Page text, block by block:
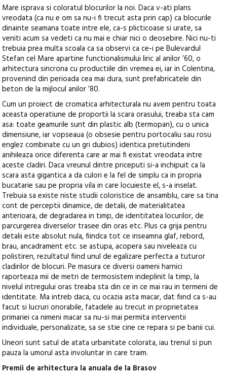
Mare isprava si coloratul blocurilor la noi. Daca v-ati plans
vreodata (ca nu e om sa nu-i fi trecut asta prin cap) ca blocurile
dinainte seamana toate intre ele, ca-s plicticoase si urate, sa
veniti acum sa vedeti ca nu mai e chiar nici o deosebire. Nici nu-ti
trebuia prea multa scoala ca sa observi ca ce-i pe Bulevardul
Stefan cel Mare apartine functionalismului liric al anilor ’60, o
arhitectura sincrona cu productiile din vremea ei, iar in Colentina,
provenind din perioada cea mai dura, sunt prefabricatele din
beton de la mijlocul anilor ’80.
Cum un proiect de cromatica arhitecturala nu avem pentru toata
aceasta operatiune de proportii la scara orasului, treaba sta cam
asa: toate geamurile sunt din plastic alb (termopan), cu o unica
dimensiune, iar vopseaua (o obsesie pentru portocaliu sau rosu
englez combinate cu un gri dubios) identica pretutindeni
anihileaza orice diferenta care ar mai fi existat vreodata intre
aceste cladiri. Daca vreunul dintre priceputi si-a inchipuit ca la
scara asta gigantica a da culori e la fel de simplu ca in propria
bucatarie sau pe propria vila in care locuieste el, s-a inselat.
Trebuia sa existe niste studii coloristice de ansamblu, care sa tina
cont de perceptii dinamice, de detalii, de materialitatea
anterioara, de degradarea in timp, de identitatea locurilor, de
parcurgerea diverselor trasee din oras etc. Plus ca grija pentru
detalii este absolut nula, fiindca tot ce inseamna glaf, rebord,
brau, ancadrament etc. se astupa, acopera sau niveleaza cu
polistiren, rezultatul fiind unul de egalizare perfecta a tuturor
cladirilor de blocuri. Pe masura ce diversi oameni harnici
raporteaza mii de metri de termosistem indeplinit la timp, la
nivelul intregului oras treaba sta din ce in ce mai rau in termeni de
identitate. Ma intreb daca, cu ocazia asta macar, dat fiind ca s-au
facut si lucruri onorabile, fatadele au trecut in proprietatea
primariei ca nimeni macar sa nu-si mai permita interventii
individuale, personalizate, sa se stie cine ce repara si pe banii cui.
Uneori sunt satul de atata urbanitate colorata, iau trenul si pun
pauza la umorul asta involuntar in care traim.
Premii de arhitectura la anuala de la Brasov